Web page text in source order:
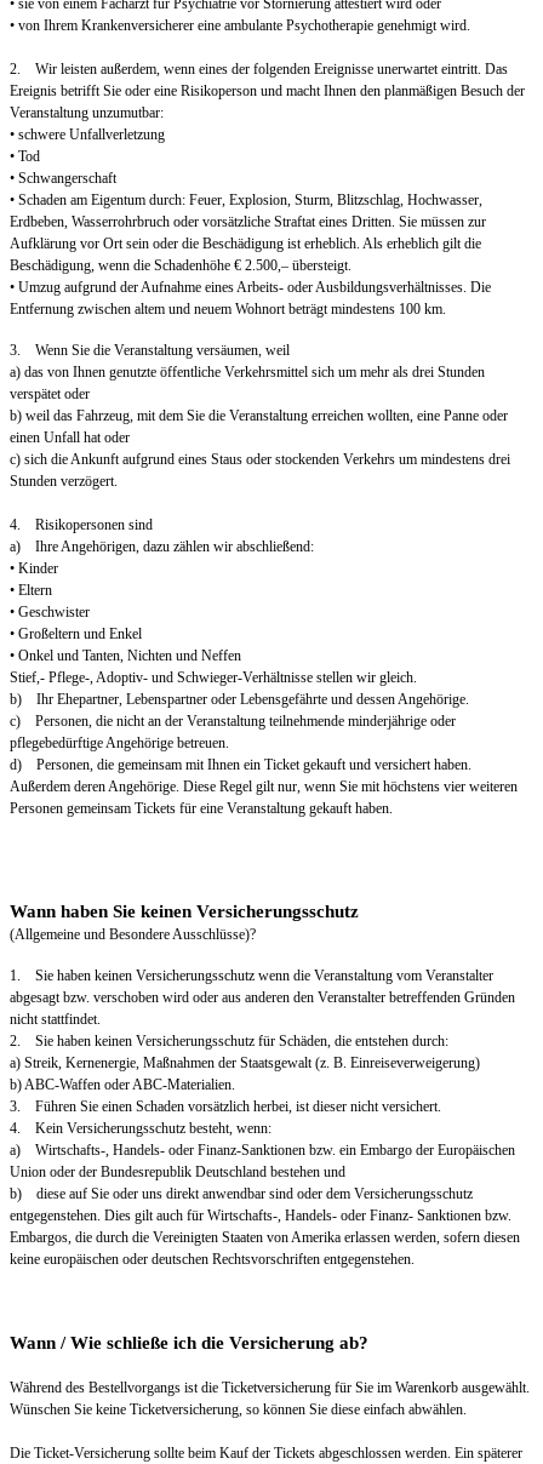
• sie von einem Facharzt für Psychiatrie vor Stornierung attestiert wird oder
• von Ihrem Krankenversicherer eine ambulante Psychotherapie genehmigt wird.
2. Wir leisten außerdem, wenn eines der folgenden Ereignisse unerwartet eintritt. Das
Ereignis betrifft Sie oder eine Risikoperson und macht Ihnen den planmäßigen Besuch der
Veranstaltung unzumutbar:
• schwere Unfallverletzung
• Tod
• Schwangerschaft
• Schaden am Eigentum durch: Feuer, Explosion, Sturm, Blitzschlag, Hochwasser,
Erdbeben, Wasserrohrbruch oder vorsätzliche Straftat eines Dritten. Sie müssen zur
Aufklärung vor Ort sein oder die Beschädigung ist erheblich. Als erheblich gilt die
Beschädigung, wenn die Schadenhöhe € 2.500,– übersteigt.
• Umzug aufgrund der Aufnahme eines Arbeits- oder Ausbildungsverhältnisses. Die
Entfernung zwischen altem und neuem Wohnort beträgt mindestens 100 km.
3. Wenn Sie die Veranstaltung versäumen, weil
a) das von Ihnen genutzte öffentliche Verkehrsmittel sich um mehr als drei Stunden
verspätet oder
b) weil das Fahrzeug, mit dem Sie die Veranstaltung erreichen wollten, eine Panne oder
einen Unfall hat oder
c) sich die Ankunft aufgrund eines Staus oder stockenden Verkehrs um mindestens drei
Stunden verzögert.
4. Risikopersonen sind
a) Ihre Angehörigen, dazu zählen wir abschließend:
• Kinder
• Eltern
• Geschwister
• Großeltern und Enkel
• Onkel und Tanten, Nichten und Neffen
Stief,- Pflege-, Adoptiv- und Schwieger-Verhältnisse stellen wir gleich.
b) Ihr Ehepartner, Lebenspartner oder Lebensgefährte und dessen Angehörige.
c) Personen, die nicht an der Veranstaltung teilnehmende minderjährige oder
pflegebedürftige Angehörige betreuen.
d) Personen, die gemeinsam mit Ihnen ein Ticket gekauft und versichert haben.
Außerdem deren Angehörige. Diese Regel gilt nur, wenn Sie mit höchstens vier weiteren
Personen gemeinsam Tickets für eine Veranstaltung gekauft haben.
Wann haben Sie keinen Versicherungsschutz
(Allgemeine und Besondere Ausschlüsse)?
1. Sie haben keinen Versicherungsschutz wenn die Veranstaltung vom Veranstalter
abgesagt bzw. verschoben wird oder aus anderen den Veranstalter betreffenden Gründen
nicht stattfindet.
2. Sie haben keinen Versicherungsschutz für Schäden, die entstehen durch:
a) Streik, Kernenergie, Maßnahmen der Staatsgewalt (z. B. Einreiseverweigerung)
b) ABC-Waffen oder ABC-Materialien.
3. Führen Sie einen Schaden vorsätzlich herbei, ist dieser nicht versichert.
4. Kein Versicherungsschutz besteht, wenn:
a) Wirtschafts-, Handels- oder Finanz-Sanktionen bzw. ein Embargo der Europäischen
Union oder der Bundesrepublik Deutschland bestehen und
b) diese auf Sie oder uns direkt anwendbar sind oder dem Versicherungsschutz
entgegenstehen. Dies gilt auch für Wirtschafts-, Handels- oder Finanz- Sanktionen bzw.
Embargos, die durch die Vereinigten Staaten von Amerika erlassen werden, sofern diesen
keine europäischen oder deutschen Rechtsvorschriften entgegenstehen.
Wann / Wie schließe ich die Versicherung ab?
Während des Bestellvorgangs ist die Ticketversicherung für Sie im Warenkorb ausgewählt.
Wünschen Sie keine Ticketversicherung, so können Sie diese einfach abwählen.
Die Ticket-Versicherung sollte beim Kauf der Tickets abgeschlossen werden. Ein späterer